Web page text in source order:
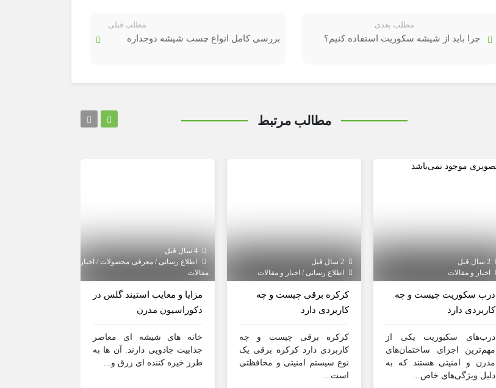
مطلب قبلی
بررسی کامل انواع چسب شیشه دوجداره
مطلب بعدی
چرا باید از شیشه سکوریت استفاده کنیم؟
مطالب مرتبط
درب سکوریت چیست و چه
کاربردی دارد
درب‌های سکیوریت یکی از
مهم‌ترین اجزای ساختمان‌های
مدرن و امنیتی هستند که به
دلیل ویژگی‌های خاص...
کرکره برقی چیست و چه
کاربردی دارد
کرکره برقی چیست و چه
کاربردی دارد کرکره برقی یک
نوع سیستم امنیتی و محافظتی
است...
اطلاع رسانی / معرفی محصولات / اخبار و
مقالات
مزایا و معایب استیند گلس در
دکوراسیون مدرن
خانه های شیشه ای معاصر
جذابیت جادویی دارند. آن ها به
طرز خیره کننده ای زرق و...